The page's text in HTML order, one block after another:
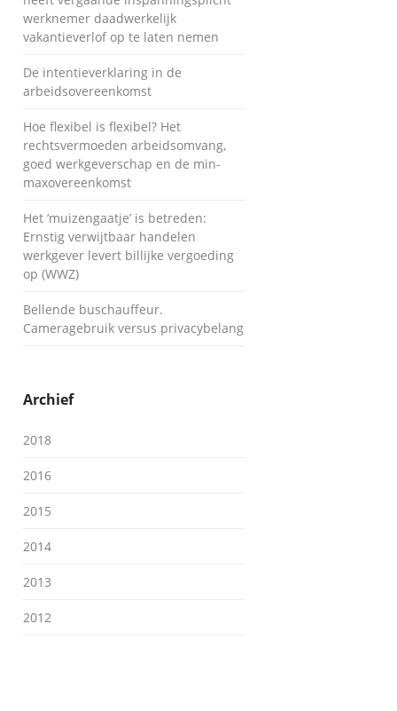
werknemer daadwerkelijk
vakantieverlof op te laten nemen
De intentieverklaring in de
arbeidsovereenkomst
Hoe flexibel is flexibel? Het
rechtsvermoeden arbeidsomvang,
goed werkgeverschap en de min-
maxovereenkomst
Het ‘muizengaatje’ is betreden:
Ernstig verwijtbaar handelen
werkgever levert billijke vergoeding
op (WWZ)
Bellende buschauffeur.
Cameragebruik versus privacybelang
Archief
2018
2016
2015
2014
2013
2012